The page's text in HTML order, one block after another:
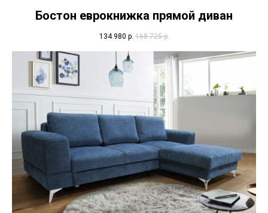
Бостон еврокнижка прямой диван
134 980 р. 168 725 р.